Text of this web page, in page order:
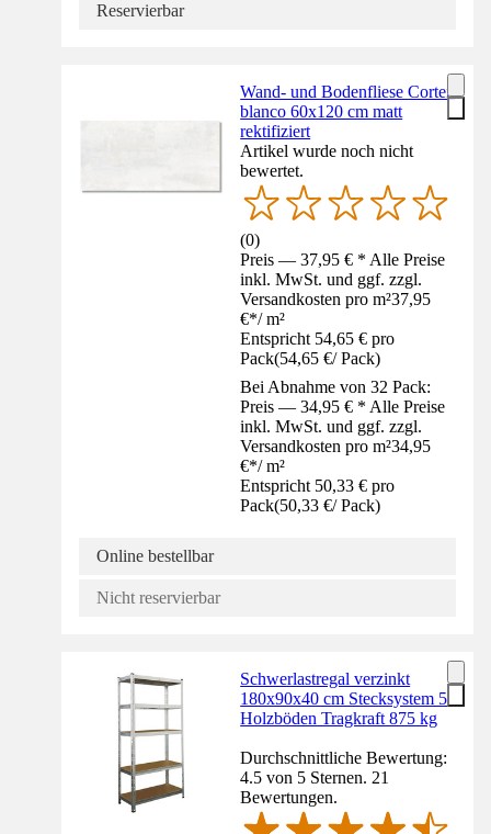
Reservierbar
Wand- und Bodenfliese Corten
blanco 60x120 cm matt
rektifiziert
Artikel wurde noch nicht
bewertet.
(0)
Preis — 37,95 € * Alle Preise
inkl. MwSt. und ggf. zzgl.
Versandkosten pro m²37,95
€*/ m²
Entspricht 54,65 € pro
Pack(54,65 €/ Pack)
Bei Abnahme von 32 Pack:
Preis — 34,95 € * Alle Preise
inkl. MwSt. und ggf. zzgl.
Versandkosten pro m²34,95
€*/ m²
Entspricht 50,33 € pro
Pack(50,33 €/ Pack)
Online bestellbar
Nicht reservierbar
Schwerlastregal verzinkt
180x90x40 cm Stecksystem 5
Holzböden Tragkraft 875 kg
Durchschnittliche Bewertung:
4.5 von 5 Sternen. 21
Bewertungen.